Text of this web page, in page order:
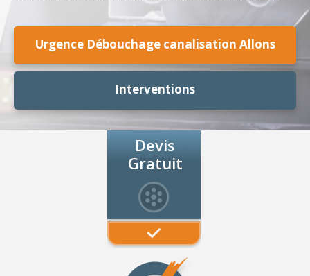
Urgence Débouchage canalisation Allons
Interventions
Devis
Gratuit